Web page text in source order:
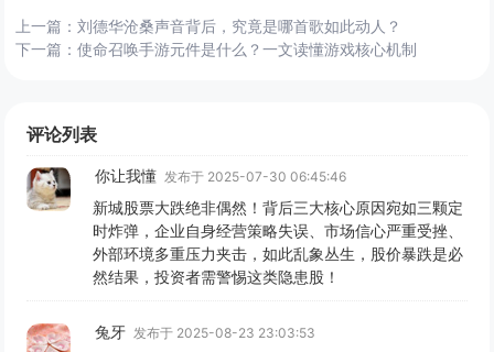
上一篇：刘德华沧桑声音背后，究竟是哪首歌如此动人？
下一篇：使命召唤手游元件是什么？一文读懂游戏核心机制
评论列表
你让我懂 发布于 2025-07-30 06:45:46
新城股票大跌绝非偶然！背后三大核心原因宛如三颗定
时炸弹，企业自身经营策略失误、市场信心严重受挫、
外部环境多重压力夹击，如此乱象丛生，股价暴跌是必
然结果，投资者需警惕这类隐患股！
兔牙 发布于 2025-08-23 23:03:53